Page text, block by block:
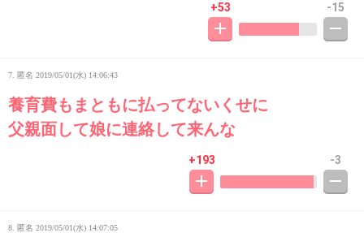
+53 -15
7. 匿名 2019/05/01(水) 14:06:43
養育費もまともに払ってないくせに
父親面して娘に連絡して来んな
+193 -3
8. 匿名 2019/05/01(水) 14:07:05